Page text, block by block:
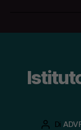
Autore
Di